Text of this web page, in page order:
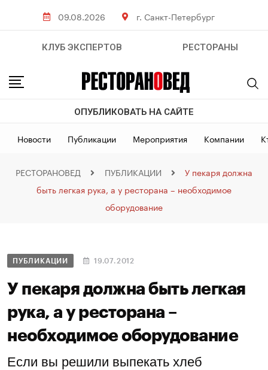
09.08.2026 г. Санкт-Петербург
КЛУБ ЭКСПЕРТОВ РЕСТОРАНЫ
ОПУБЛИКОВАТЬ НА САЙТЕ
Новости Публикации Мероприятия Компании
РЕСТОРАНОВЕД ПУБЛИКАЦИИ
У пекаря должна
быть легкая рука, а у ресторана – необходимое
оборудование
ПУБЛИКАЦИИ 19.07.2012
У пекаря должна быть легкая
рука, а у ресторана –
необходимое оборудование
Если вы решили выпекать хлеб